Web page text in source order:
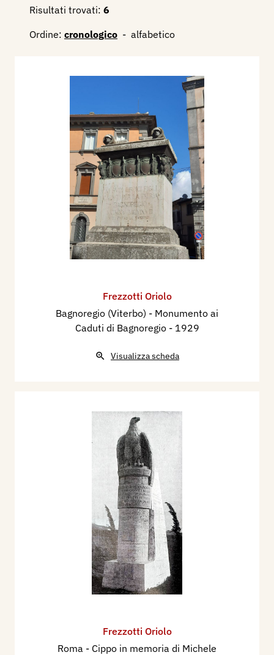
Risultati trovati: 6
Ordine: cronologico - alfabetico
Frezzotti Oriolo
Bagnoregio (Viterbo) - Monumento ai
Caduti di Bagnoregio - 1929
Visualizza scheda
Frezzotti Oriolo
Roma - Cippo in memoria di Michele